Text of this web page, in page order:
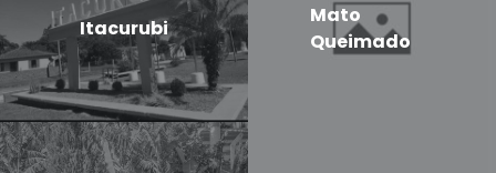
Itacurubi
Mato
Queimado